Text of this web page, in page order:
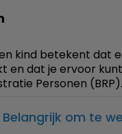
kind betekent dat
en dat je ervoor
Personen (BRP).
Belangrijk om te